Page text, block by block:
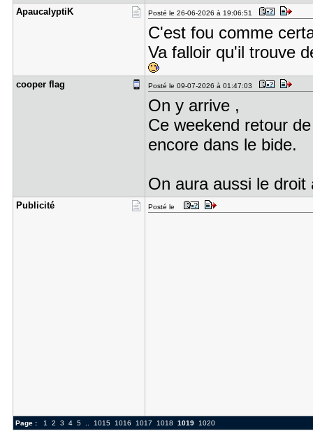
Apaucalypt​iK Posté le 26-06-2026 à 19:06:51
C'est fou comme
Va falloir qu'il trouve
cooper fla​g Posté le 09-07-2026 à 01:47:03
On y arrive ,
Ce weekend retour
encore dans le bide.
On aura aussi le
Publicité Posté le
Page : 1 2 3 4 5.. 1015 1016 1017 1018 1019 1020